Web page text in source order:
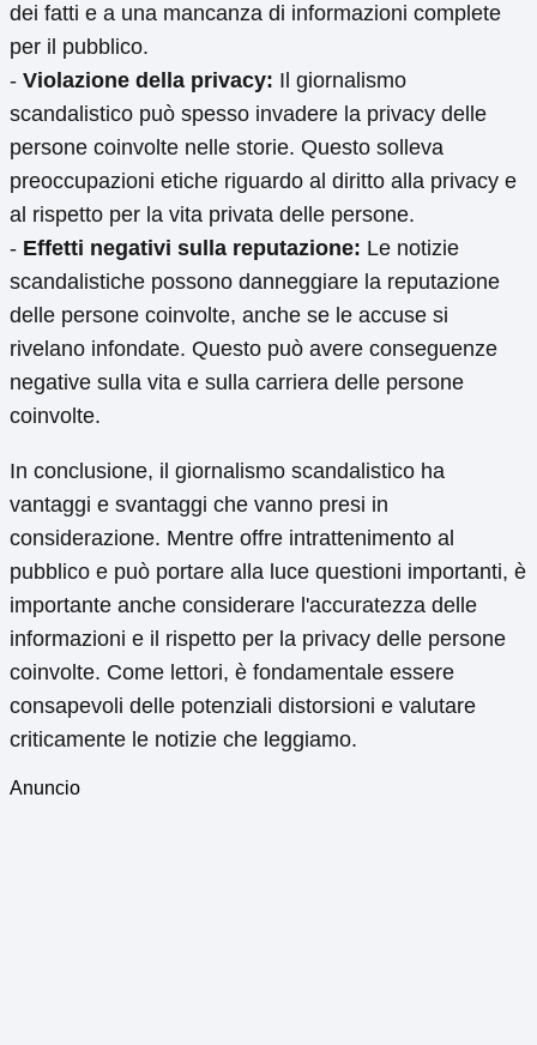
dei fatti e a una mancanza di informazioni complete
per il pubblico.
- Violazione della privacy: Il giornalismo
scandalistico può spesso invadere la privacy delle
persone coinvolte nelle storie. Questo solleva
preoccupazioni etiche riguardo al diritto alla privacy e
al rispetto per la vita privata delle persone.
- Effetti negativi sulla reputazione: Le notizie
scandalistiche possono danneggiare la reputazione
delle persone coinvolte, anche se le accuse si
rivelano infondate. Questo può avere conseguenze
negative sulla vita e sulla carriera delle persone
coinvolte.
In conclusione, il giornalismo scandalistico ha
vantaggi e svantaggi che vanno presi in
considerazione. Mentre offre intrattenimento al
pubblico e può portare alla luce questioni importanti, è
importante anche considerare l'accuratezza delle
informazioni e il rispetto per la privacy delle persone
coinvolte. Come lettori, è fondamentale essere
consapevoli delle potenziali distorsioni e valutare
criticamente le notizie che leggiamo.
Anuncio